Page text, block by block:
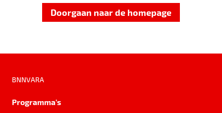
Doorgaan naar de homepage
BNNVARA
Programma's